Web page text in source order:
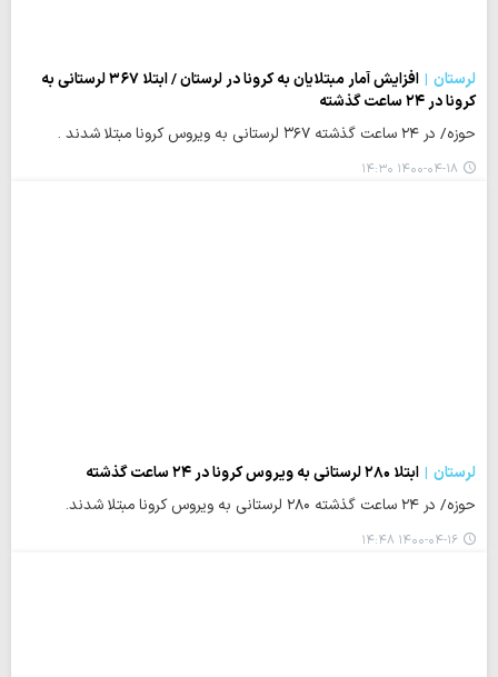
لرستان
افزایش آمار مبتلایان به کرونا در لرستان / ابتلا ۳۶۷ لرستانی به
کرونا در ۲۴ ساعت گذشته
حوزه/ در ۲۴ ساعت گذشته ۳۶۷ لرستانی به ویروس کرونا مبتلا شدند .
۱۴۰۰-۰۴-۱۸ ۱۴:۳۰
لرستان
ابتلا ۲۸۰ لرستانی به ویروس کرونا در ۲۴ ساعت گذشته
حوزه/ در ۲۴ ساعت گذشته ۲۸۰ لرستانی به ویروس کرونا مبتلا شدند.
۱۴۰۰-۰۴-۱۶ ۱۴:۴۸